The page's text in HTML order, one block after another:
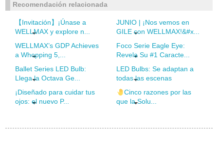
Recomendación relacionada
【Invitación】¡Únase a
WELLMAX y explore n...
JUNIO | ¡Nos vemos en
GILE con WELLMAX!&#x...
WELLMAX’s GDP Achieves
a Whopping 5,...
Foco Serie Eagle Eye:
Revela Su #1 Caracte...
Ballet Series LED Bulb:
Llega la Octava Ge...
LED Bulbs: Se adaptan a
todas las escenas
¡Diseñado para cuidar tus
ojos: el nuevo P...
Cinco razones por las
que la Solu...